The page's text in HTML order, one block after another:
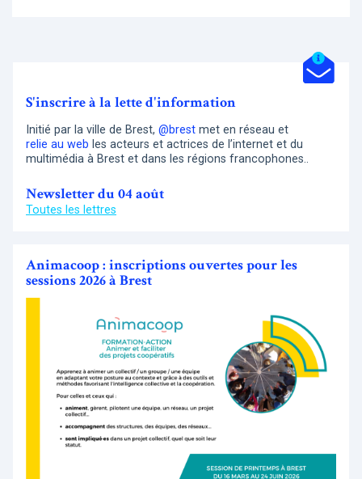
S'inscrire à la lette d'information
Initié par la ville de Brest, @brest met en réseau et
relie au web les acteurs et actrices de l’internet et du
multimédia à Brest et dans les régions francophones..
Newsletter du 04 août
Toutes les lettres
Animacoop : inscriptions ouvertes pour les
sessions 2026 à Brest